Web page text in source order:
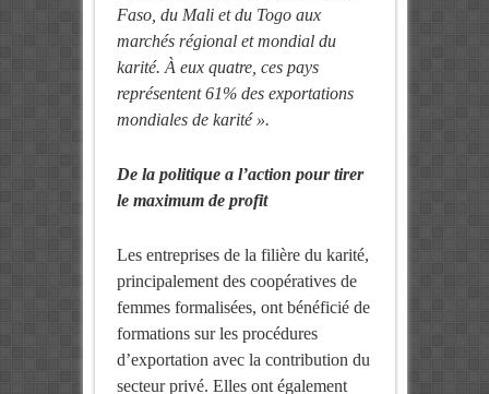
Faso, du Mali et du Togo aux
marchés régional et mondial du
karité. À eux quatre, ces pays
représentent 61% des exportations
mondiales de karité ».
De la politique a l’action pour tirer
le maximum de profit
Les entreprises de la filière du karité,
principalement des coopératives de
femmes formalisées, ont bénéficié de
formations sur les procédures
d’exportation avec la contribution du
secteur privé. Elles ont également